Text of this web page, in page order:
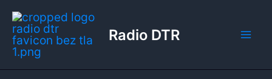
Przejdź
do
treści
Radio DTR